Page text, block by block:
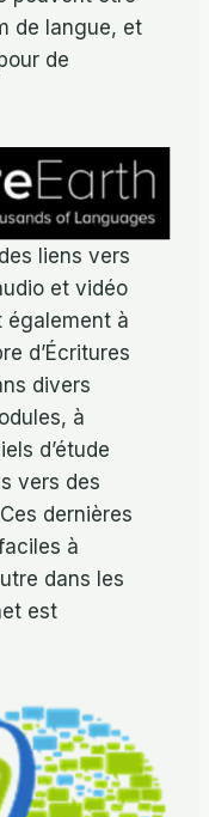
de langue, et
de
liens vers
et vidéo
également à
d’Écritures
divers
à
d’étude
vers des
dernières
à
dans les
est